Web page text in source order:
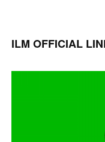
ILM OFFICIAL